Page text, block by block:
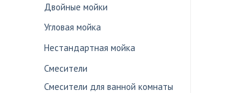
Двойные мойки
Угловая мойка
Нестандартная мойка
Смесители
Смесители для ванной комнаты